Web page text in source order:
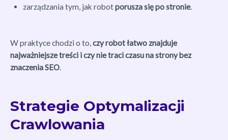
zarządzania tym, jak robotporusza się po stronie.
W praktyce chodzi o to, czy robot łatwo znajduje
najważniejsze treści i czy nie traci czasu na strony bez
znaczenia SEO
Strategie Optymalizacji
Crawlowania